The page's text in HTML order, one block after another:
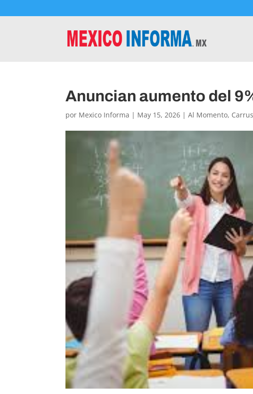
Anuncian aumento del
por Mexico Informa | May 15, 2026 |Al Momento,